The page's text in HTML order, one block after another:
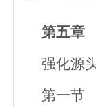
第五章
强化源
第一节